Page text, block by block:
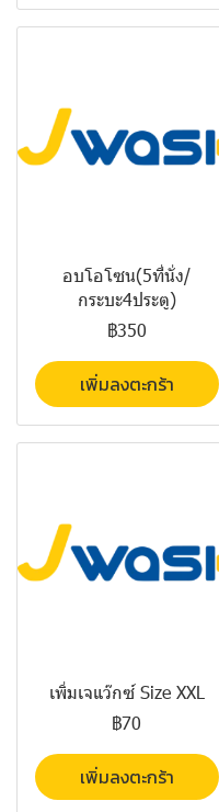
อบโอโซน(5ที่นั่ง/
กระบะ4ประตู)
฿350
เพิ่มลงตะกร้า
เพิ่มเจแว๊กซ์ Size XXL
฿70
เพิ่มลงตะกร้า